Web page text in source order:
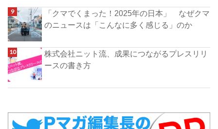
「クマでくまった！2025年の日本」 なぜクマ
のニュースは「こんなに多く感じる」のか
株式会社ニット流、成果につながるプレスリリ
ースの書き方